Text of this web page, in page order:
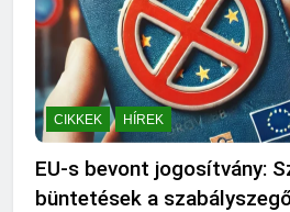
CIKKEK HÍREK
EU-s bevont jogosítvány:
büntetések a